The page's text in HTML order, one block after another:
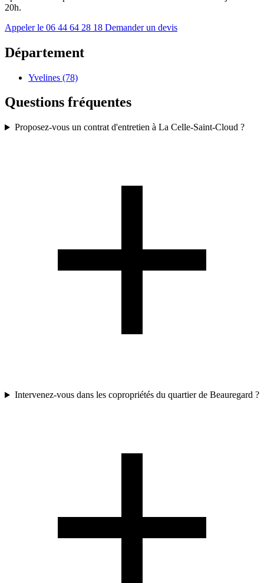
20h.
Appeler le 06 44 64 28 18 Demander un devis
Département
Yvelines (78)
Questions fréquentes
Proposez-vous un contrat d'entretien à La Celle-Saint-Cloud ?
Intervenez-vous dans les copropriétés du quartier de Beauregard ?